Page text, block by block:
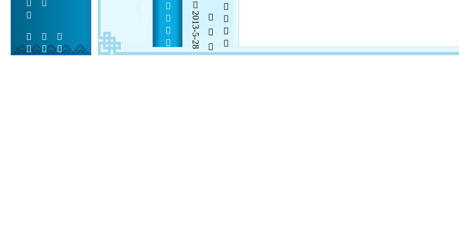
  
2013-5-28  